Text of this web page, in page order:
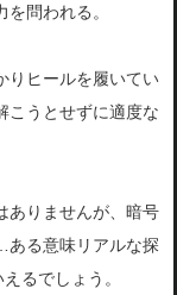
問われる。
りヒールを履いてい
こうとせずに適度な
ありませんが、暗号
ある意味リアルな探
るでしょう。